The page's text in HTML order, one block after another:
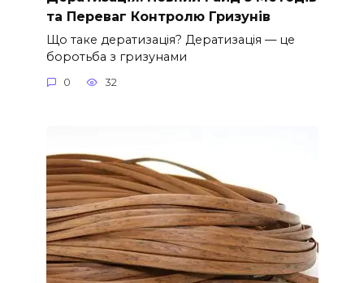
та Переваг Контролю Гризунів
Що таке дератизація? Дератизація — це
боротьба з гризунами
0 32